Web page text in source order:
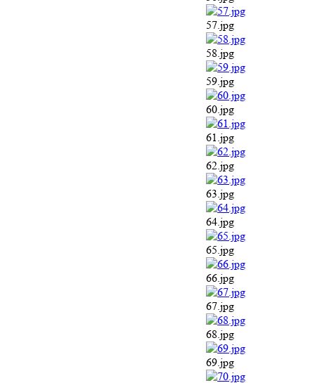
57.jpg
58.jpg
59.jpg
60.jpg
61.jpg
62.jpg
63.jpg
64.jpg
65.jpg
66.jpg
67.jpg
68.jpg
69.jpg